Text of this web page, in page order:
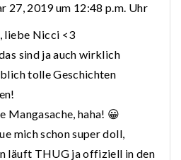
27, 2019 um 12:48 p.m. Uhr
liebe Nicci <3
sind ja auch wirklich
tolle Geschichten
Mangasache, haha! 😀
mich schon super doll,
läuft THUG ja offiziell in den